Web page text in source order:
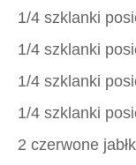
1/4 szklanki
1/4 szklanki
1/4 szklanki
1/4 szklanki
2 czerwone